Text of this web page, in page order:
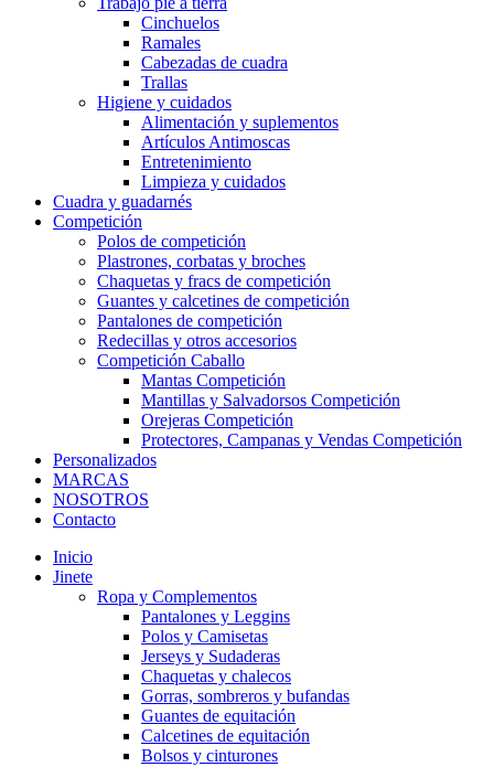
Cinchuelos
Ramales
Cabezadas de cuadra
Trallas
Higiene y cuidados
Alimentación y suplementos
Artículos Antimoscas
Entretenimiento
Limpieza y cuidados
Cuadra y guadarnés
Competición
Polos de competición
Plastrones, corbatas y broches
Chaquetas y fracs de competición
Guantes y calcetines de competición
Pantalones de competición
Redecillas y otros accesorios
Competición Caballo
Mantas Competición
Mantillas y Salvadorsos Competición
Orejeras Competición
Protectores, Campanas y Vendas Competición
Personalizados
MARCAS
NOSOTROS
Contacto
Inicio
Jinete
Ropa y Complementos
Pantalones y Leggins
Polos y Camisetas
Jerseys y Sudaderas
Chaquetas y chalecos
Gorras, sombreros y bufandas
Guantes de equitación
Calcetines de equitación
Bolsos y cinturones